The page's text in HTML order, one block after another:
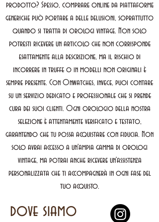
prodotto? Spesso, comprare online da piattaforme
generiche può portare a delle delusioni, soprattutto
quando si tratta di orologi vintage. Non solo
potresti ricevere un articolo che non corrisponde
esattamente alla descrizione, ma il rischio di
incorrere in truffe o in modelli non originali è
sempre presente. Con Onwatches, invece, puoi contare
su un servizio dedicato e professionale che si prende
cura dei suoi clienti. Ogni orologio della nostra
selezione è attentamente verificato e testato,
garantendo che tu possa acquistare con fiducia. Non
solo avrai accesso a un'ampia gamma di orologi
vintage, ma potrai anche ricevere un'assistenza
personalizzata che ti accompagnerà in ogni fase del
tuo acquisto.
dove siamo